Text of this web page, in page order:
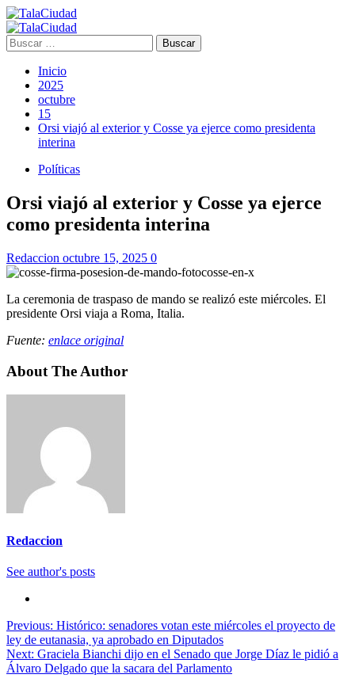
Saltar
al
contenido
Menú
principal
Buscar:
Inicio
2025
octubre
15
Orsi viajó al exterior y Cosse ya ejerce como presidenta
interina
Políticas
Orsi viajó al exterior y Cosse ya ejerce
como presidenta interina
Redaccion octubre 15, 2025 0
La ceremonia de traspaso de mando se realizó este miércoles. El
presidente Orsi viaja a Roma, Italia.
Fuente: enlace original
About The Author
Redaccion
See author's posts
Navegación
de
entradas
Previous: Histórico: senadores votan este miércoles el proyecto de
ley de eutanasia, ya aprobado en Diputados
Next: Graciela Bianchi dijo en el Senado que Jorge Díaz le pidió a
Álvaro Delgado que la sacara del Parlamento